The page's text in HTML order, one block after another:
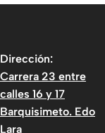
Dirección:
Carrera 23 entre
calles 16 y 17
Barquisimeto. Edo
Lara